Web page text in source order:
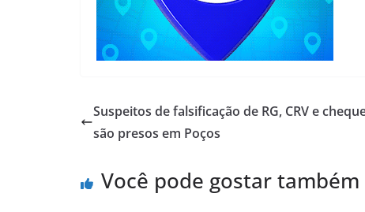
Suspeitos de falsificação de RG, CRV e
são presos em Poços
Você pode gostar também